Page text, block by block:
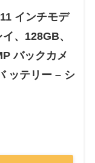
インチモデ
、128GB、
バックカメ
ッテリー – シ